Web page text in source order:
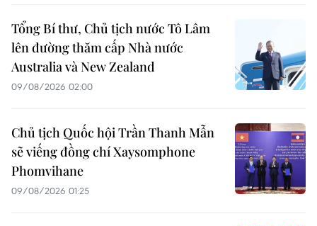
Tổng Bí thư, Chủ tịch nước Tô Lâm
lên đường thăm cấp Nhà nước
Australia và New Zealand
09/08/2026 02:00
Chủ tịch Quốc hội Trần Thanh Mẫn
sẽ viếng đồng chí Xaysomphone
Phomvihane
09/08/2026 01:25